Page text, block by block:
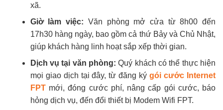
xã.
Giờ làm việc: Văn phòng mở cửa từ 8h00 đến
17h30 hàng ngày, bao gồm cả thứ Bảy và Chủ Nhật,
giúp khách hàng linh hoạt sắp xếp thời gian.
Dịch vụ tại văn phòng: Quý khách có thể thực hiện
mọi giao dịch tại đây, từ đăng kýgói cước Internet
FPTmới, đóng cước phí, nâng cấp gói cước, báo
hỏng dịch vụ, đến đổi thiết bị Modem Wifi FPT.